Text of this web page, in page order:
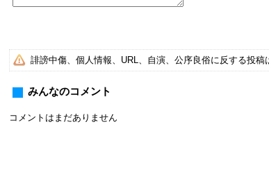
誹謗中傷、個人情報、URL、自演、公序良俗に反する投
みんなのコメント
コメントはまだありません